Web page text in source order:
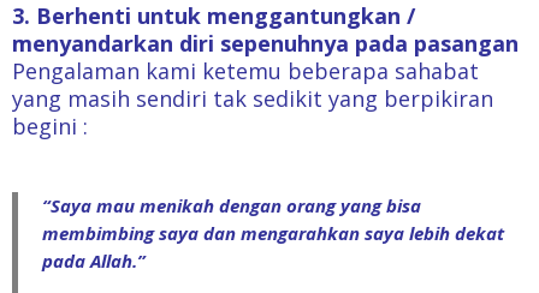
3. Berhenti untuk menggantungkan /
menyandarkan diri sepenuhnya pada pasangan
Pengalaman kami ketemu beberapa sahabat
yang masih sendiri tak sedikit yang berpikiran
begini :
“Saya mau menikah dengan orang yang bisa
membimbing saya dan mengarahkan saya lebih dekat
pada Allah.”